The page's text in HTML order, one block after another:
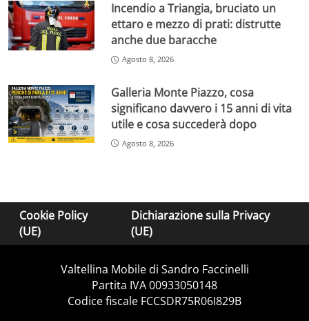
Incendio a Triangia, bruciato un
ettaro e mezzo di prati: distrutte
anche due baracche
Agosto 8, 2026
Galleria Monte Piazzo, cosa
significano davvero i 15 anni di vita
utile e cosa succederà dopo
Agosto 8, 2026
Cookie Policy
(UE)
Dichiarazione sulla Privacy
(UE)
Valtellina Mobile di Sandro Faccinelli
Partita IVA 00933050148
Codice fiscale FCCSDR75R06I829B